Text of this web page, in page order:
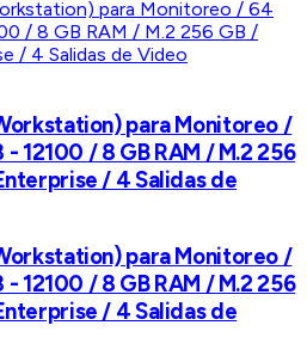
para Monitoreo /
12100 / 8 GB RAM / M.2 256
/ 4 Salidas de
para Monitoreo /
12100 / 8 GB RAM / M.2 256
/ 4 Salidas de